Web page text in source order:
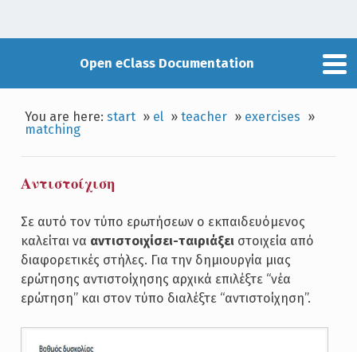
Open eClass Documentation
You are here:start » el »teacher » exercises »
matching
Αντιστοίχιση
Σε αυτό τον τύπο ερωτήσεων ο εκπαιδευόμενος
καλείται να αντιστοιχίσει-ταιριάξειστοιχεία από
διαφορετικές στήλες. Για την δημιουργία μιας
ερώτησης αντιστοίχησης αρχικά επιλέξτε “νέα
ερώτηση” και στον τύπο διαλέξτε “αντιστοίχηση”.